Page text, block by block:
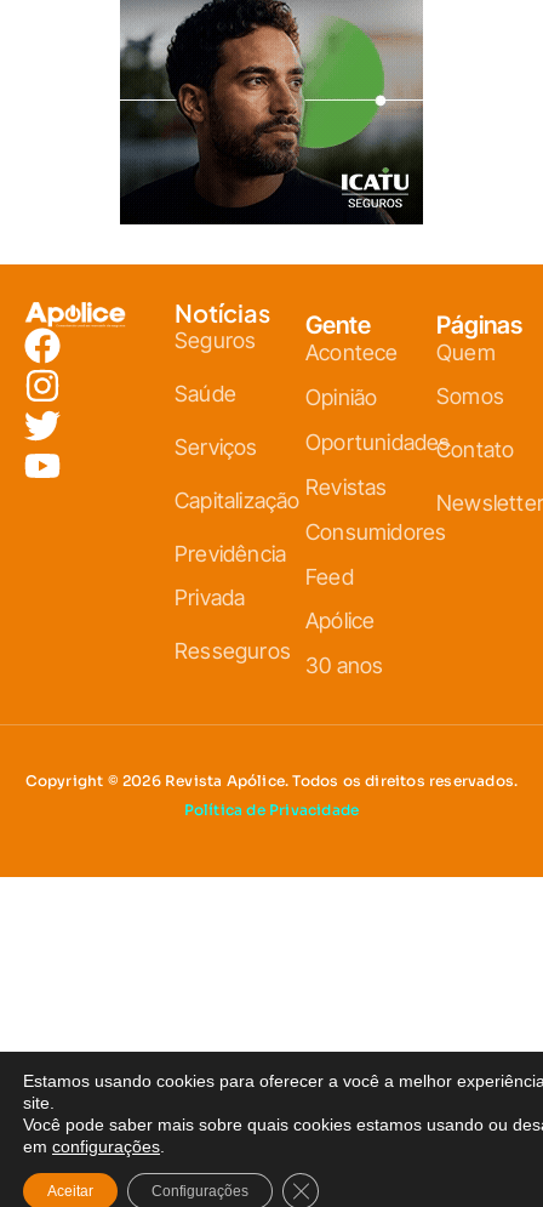
Notícias
Seguros
Saúde
Serviços
Capitalização
Previdência
Privada
Resseguros
Gente
Acontece
Opinião
Oportunidades
Revistas
Consumidores
Feed
Apólice
30 anos
Páginas
Quem
Somos
Contato
Newsletter
Copyright © 2026 Revista Apólice. Todos os direitos reservados.
Política de Privacidade
Estamos usando cookies para oferecer a você a melhor
site.
Você pode saber mais sobre quais cookies estamos usando ou
em configurações
Aceitar Configurações Close GDPR Cookie Banner